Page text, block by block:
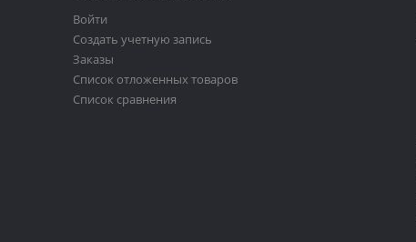
Войти
Создать учетную запись
Заказы
Список отложенных товаров
Список сравнения